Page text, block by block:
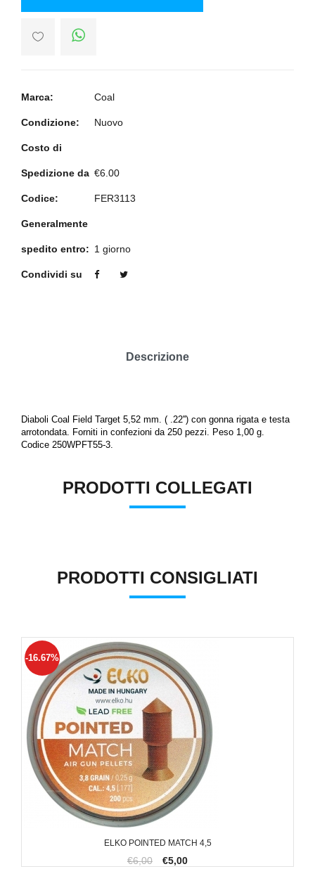
Marca: Coal
Condizione: Nuovo
Costo di
Spedizione da €6.00
Codice: FER3113
Generalmente
spedito entro: 1 giorno
Condividi su
Descrizione
Diaboli Coal Field Target 5,52 mm. ( .22'') con gonna rigata e testa
arrotondata. Forniti in confezioni da 250 pezzi. Peso 1,00 g.
Codice 250WPFT55-3.
PRODOTTI COLLEGATI
PRODOTTI CONSIGLIATI
ELKO POINTED MATCH 4,5
-16.67%
€6,00 €5,00